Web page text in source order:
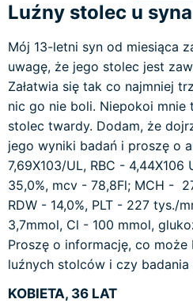
Luźny stolec u syna
Mój 13-letni syn od miesiąca
uwagę, że jego stolec jest
Załatwia się tak co najmniej
nic go nie boli. Niepokoi mnie
stolec twardy. Dodam, że
jego wyniki badań i proszę o
7,69X103/UL, RBC - 4,44X106
35,0%, mcv - 78,8Fl; MCH -
RDW - 14,0%, PLT - 227 tys./
3,7mmol, Cl - 100 mmol,
Proszę o informację, co
luźnych stolców i czy badania
KOBIETA, 36 LAT